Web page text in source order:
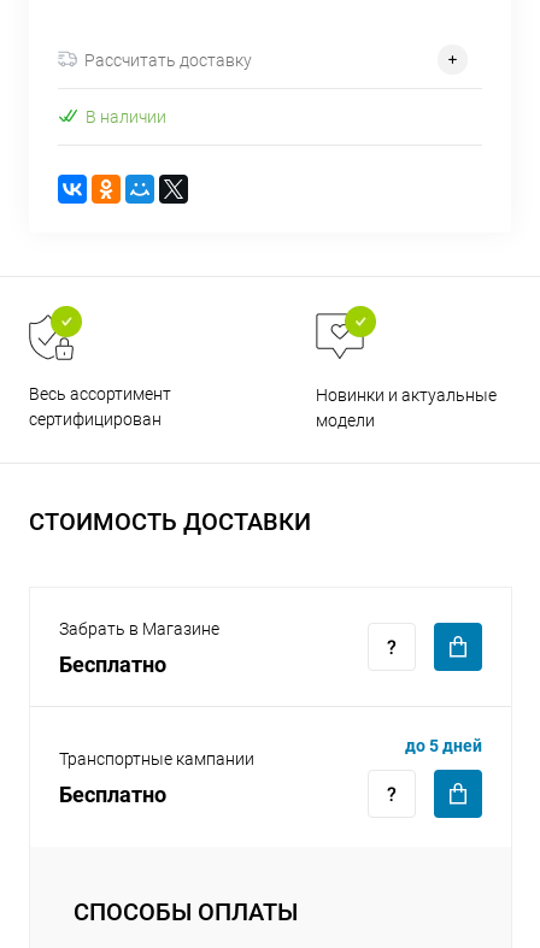
Рассчитать доставку
В наличии
Весь ассортимент
сертифицирован
Новинки и актуальные
модели
СТОИМОСТЬ ДОСТАВКИ
Забрать в Магазине
Бесплатно
Транспортные кампании
Бесплатно
до 5 дней
СПОСОБЫ ОПЛАТЫ